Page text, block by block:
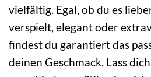
vielfältig. Egal, ob du es
verspielt, elegant oder
findest du garantiert das
deinen Geschmack. Lass